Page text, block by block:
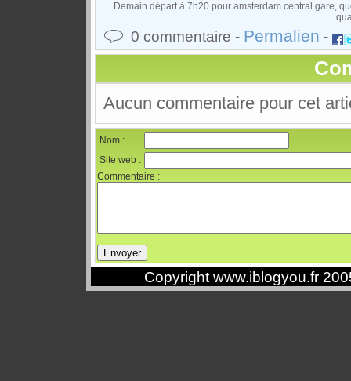
Demain départ à 7h20 pour amsterdam central gare,
0 commentaire - Permalien -
Aucun commentaire pour cet
Nom :
Site web :
Commentaire :
Copyright www.iblogyou.fr